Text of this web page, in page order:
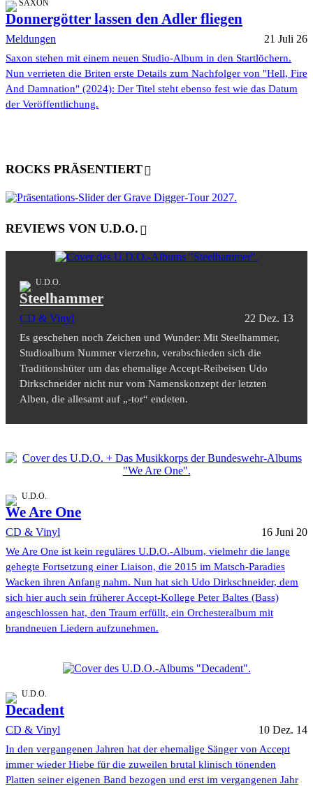
SAXON
Donnergötter lassen den Adler fliegen
Meldungen 21 Juli 26
Saxon stehen mit einem neuen Studio-Album in den Startlöchern.
Nun verrieten die Briten erste Details zum Nachfolger von "Hell, Fire
And Damnation" (2024): Der Titel steht ebenso fest wie das Datum
der Veröffentlichung.
ROCKS PRÄSENTIERT
REVIEWS VON U.D.O.
U.D.O.
Steelhammer
CD & Vinyl 22 Dez. 13
Es geschehen noch Zeichen und Wunder: Mit Steelhammer,
Studioalbum Nummer vierzehn, verabschieden sich die
Traditionshüter um das ehemalige Accept-Reibeisen Udo
Dirkschneider nicht nur vom Namenskonzept der letzten
Alben, die allesamt auf „-tor“ endeten.
U.D.O.
We Are One
CD & Vinyl 16 Juni 20
We Are One ist kein reguläres U.D.O.-Album, vielmehr die lange
gehegte Fortsetzung einer Liaison, die 2015 im Matsch-Paradies
Wacken ihren Anfang nahm. Nun hat sich Udo Dirkschneider, dem
sich hier auch sein früherer Accept-Kollege Peter Baltes (Bass)
angeschlossen hat, den Traum erfüllt, ein Orchesteralbum mit
brandneuen Liedern aufzunehmen.
U.D.O.
Decadent
CD & Vinyl 10 Dez. 14
In den vergangenen Jahren hat der ehemalige Sänger von Accept
immer wieder Hiebe für die zuweilen brutal klinisch tönenden
Platten seiner eigenen Band bezogen und erst im vergangenen Jahr